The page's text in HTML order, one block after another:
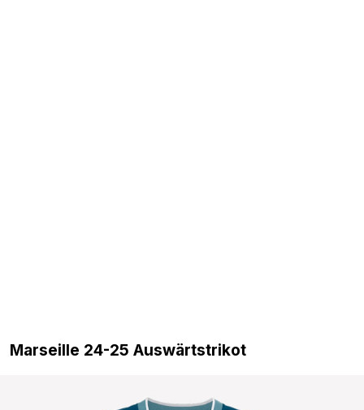
Marseille 24-25 Auswärtstrikot